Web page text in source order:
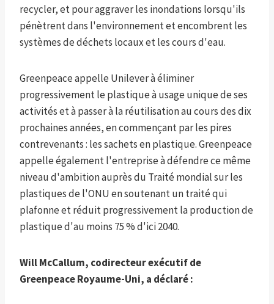
recycler, et pour aggraver les inondations lorsqu'ils
pénètrent dans l'environnement et encombrent les
systèmes de déchets locaux et les cours d'eau.
Greenpeace appelle Unilever à éliminer
progressivement le plastique à usage unique de ses
activités et à passer à la réutilisation au cours des dix
prochaines années, en commençant par les pires
contrevenants : les sachets en plastique. Greenpeace
appelle également l'entreprise à défendre ce même
niveau d'ambition auprès du Traité mondial sur les
plastiques de l'ONU en soutenant un traité qui
plafonne et réduit progressivement la production de
plastique d'au moins 75 % d'ici 2040.
Will McCallum, codirecteur exécutif de
Greenpeace Royaume-Uni, a déclaré :